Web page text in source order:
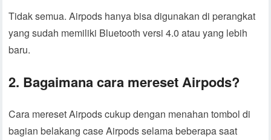
Tidak semua. Airpods hanya bisa digunakan di perangkat
yang sudah memiliki Bluetooth versi 4.0 atau yang lebih
baru.
2. Bagaimana cara mereset Airpods?
Cara mereset Airpods cukup dengan menahan tombol di
bagian belakang case Airpods selama beberapa saat